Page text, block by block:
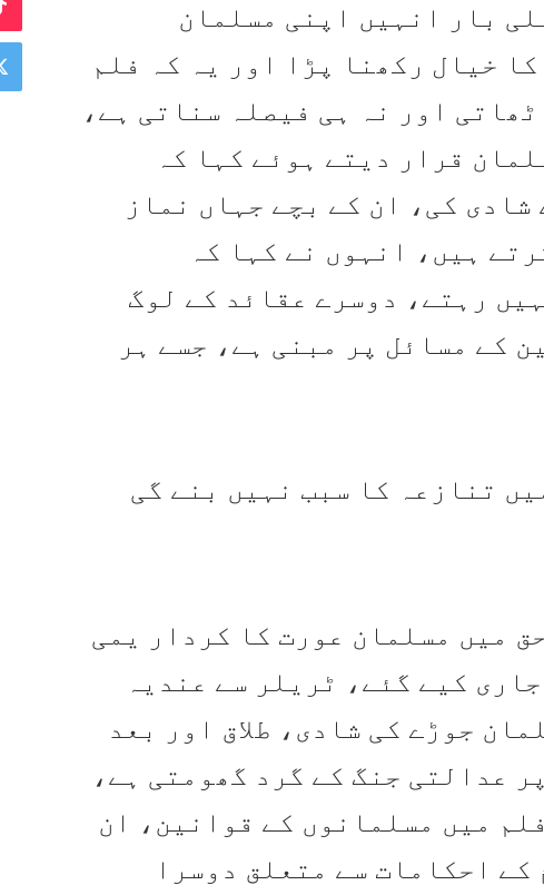
بار انہیں اپنی مسلمان
خیال رکھنا پڑا اور یہ کہ فلم
اور نہ ہی فیصلہ سناتی ہے،
قرار دیتے ہوئے کہا کہ
کی، ان کے بچے جہاں نماز
ہیں، انہوں نے کہا کہ
رہتے، دوسرے عقائد کے لوگ
کے مسائل پر مبنی ہے، جسے ہر
میں مسلمان عورت کا کردار یمی
کیے گئے، ٹریلر سے عندیہ
جوڑے کی شادی، طلاق اور بعد
عدالتی جنگ کے گرد گھومتی ہے،
میں مسلمانوں کے قوانین، ان
کے احکامات سے متعلق دوسرا